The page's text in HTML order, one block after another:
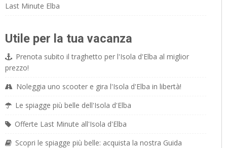
Last Minute Elba
Utile per la tua vacanza
Prenota subito il traghetto per l'Isola d'Elba al miglior
prezzo!
Noleggia uno scooter e gira l'Isola d'Elba in libertà!
Le spiagge più belle dell'Isola d'Elba
Offerte Last Minute all'Isola d'Elba
Scopri le spiagge più belle: acquista la nostra Guida